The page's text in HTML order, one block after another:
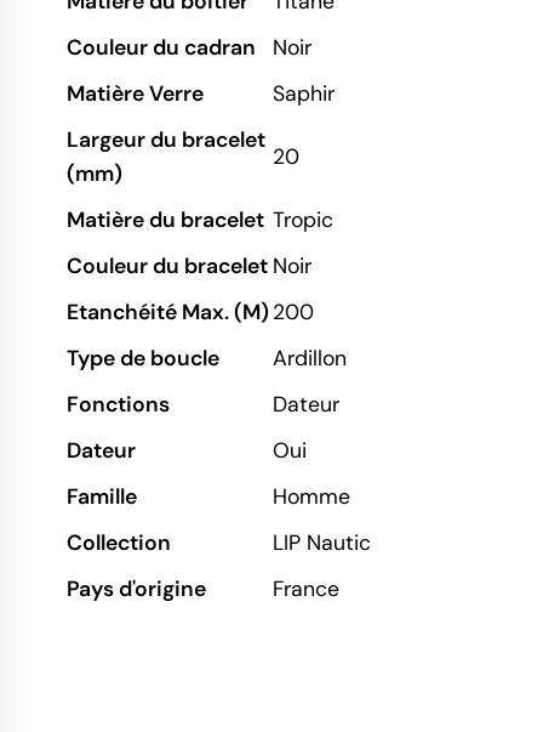
Couleur du cadran
Noir
Matière Verre
Saphir
Largeur du bracelet
(mm)
20
Matière du bracelet Tropic
Couleur du bracelet Noir
Etanchéité Max. (M)200
Type de boucle
Ardillon
Fonctions
Dateur
Dateur
Oui
Famille
Homme
Collection
LIP Nautic
Pays d'origine
France